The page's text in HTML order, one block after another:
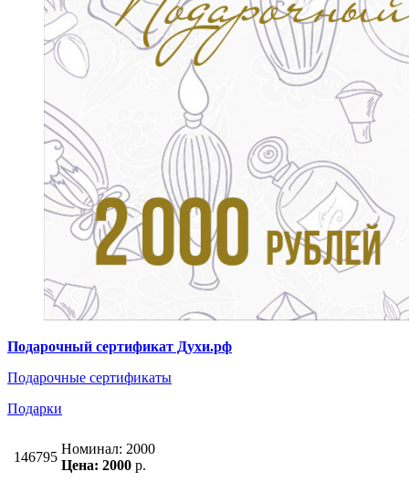
Подарочный сертификат Духи.рф
Подарочные сертификаты
Подарки
146795
Номинал: 2000
Цена: 2000 р.